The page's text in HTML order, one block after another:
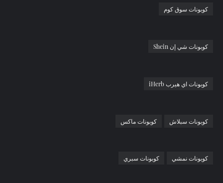
كوبونات سوق كوم
كوبونات شي إن Shein
كوبونات اي هيرب iHerb
كوبونات سبلاش كوبونات ماكس
كوبونات نمشي كوبونات سبري